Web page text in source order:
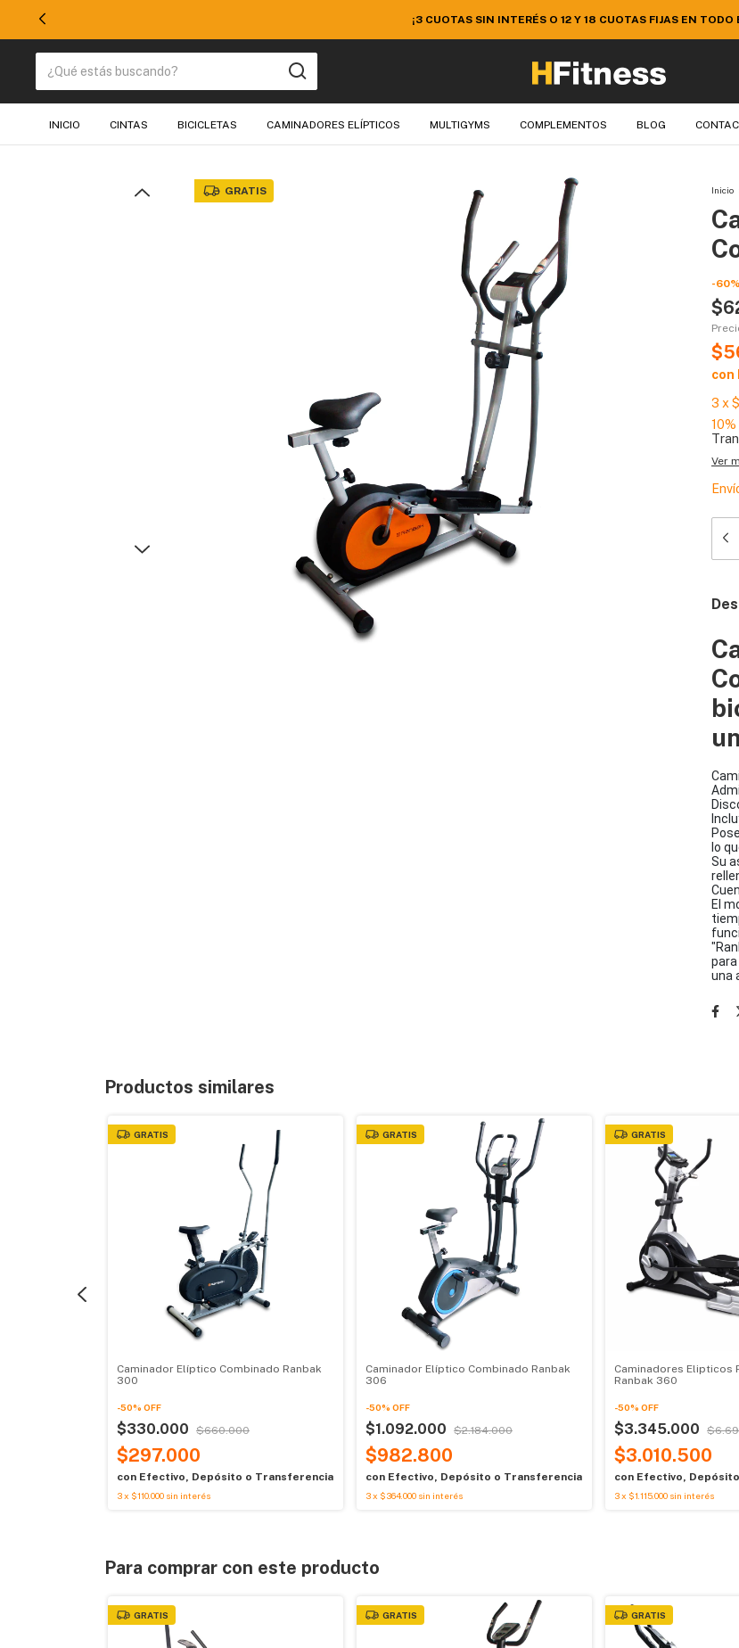
50% EN TODO EL SITIO ¡APROVECHÁ 10% EXTRA DE DESCUENTO EN
INICIO CINTAS BICICLETAS CAMINADORES ELÍPTICOS MULTIGYMS COMPLEMENTOS BLOG
GRATIS Inicio
-60%
con
3 x
Ver
lo
Su
El
una
Productos similares
GRATIS
Caminador Elíptico Combinado Ranbak
300
-50% OFF
$330.000 $660.000
$297.000
con Efectivo, Depósito o Transferencia
3x $110.000 sin interés
GRATIS
Caminador Elíptico Combinado Ranbak
306
-50% OFF
$1.092.000 $2.184.000
$982.800
con Efectivo, Depósito o Transferencia
3x $364.000 sin interés
GRATIS
Caminadores Elipticos
Ranbak 360
-50% OFF
$3.345.000
$3.010.500
con Efectivo,
3x $1.115.000 sin interés
Para comprar con este producto
GRATIS GRATIS GRATIS